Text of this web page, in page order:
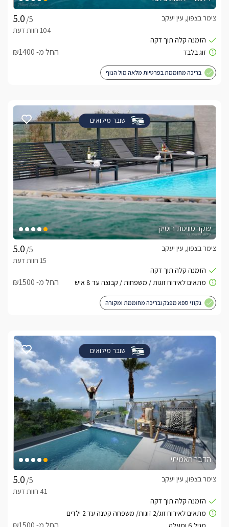
/5
צימר בצפון, עין יעקב
החל מ- ₪1400
בריכה מחוממת בפרטיות מלאה מול הנוף
שובר מילואים
שקד סוויטת בוטיק
/5
צימר בצפון, עין יעקב
החל מ- ₪1500
גקוזי ספא מפנק ובריכה מחוממת ומקורה
שובר מילואים
הדבר האמיתי
/5
צימר בצפון, עין יעקב